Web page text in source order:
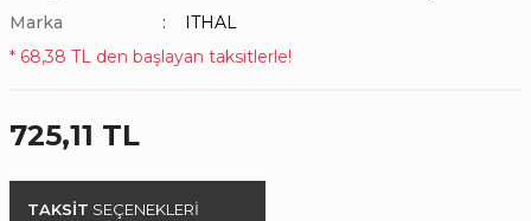
Marka
ITHAL
* 68,38 TL den başlayan taksitlerle!
725,11 TL
TAKSİT SEÇENEKLERİ